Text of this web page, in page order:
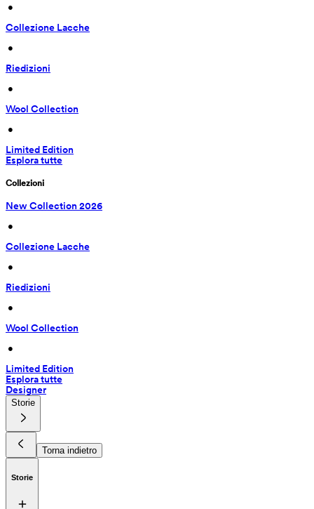
•
Collezione Lacche
•
Riedizioni
•
Wool Collection
•
Limited Edition
Esplora tutte
Collezioni
New Collection 2026
•
Collezione Lacche
•
Riedizioni
•
Wool Collection
•
Limited Edition
Esplora tutte
Designer
Storie
Torna indietro
Storie